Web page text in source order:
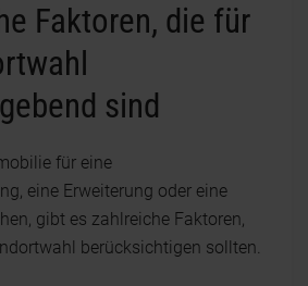
Faktoren, die für
sind
für eine
eine Erweiterung oder eine
gibt es zahlreiche Faktoren,
berücksichtigen sollten.